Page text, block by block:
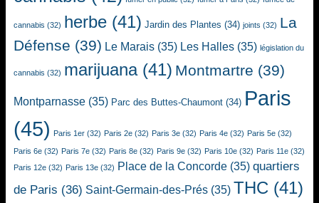
cannabis (32) herbe (41) Jardin des Plantes (34) joints (32) La
Défense (39) Le Marais (35) Les Halles (35) législation du
cannabis (32) marijuana(41) Montmartre (39)
Montparnasse (35) Parc des Buttes-Chaumont (34) Paris
(45) Paris 1er (32) Paris 2e (32) Paris 3e (32) Paris 4e (32) Paris 5e (32)
Paris 6e (32) Paris 7e (32) Paris 8e (32) Paris 9e (32) Paris 10e (32) Paris 11e (32)
Paris 12e (32) Paris 13e (32) Place de la Concorde (35) quartiers
de Paris (36) Saint-Germain-des-Prés (35) THC (41)